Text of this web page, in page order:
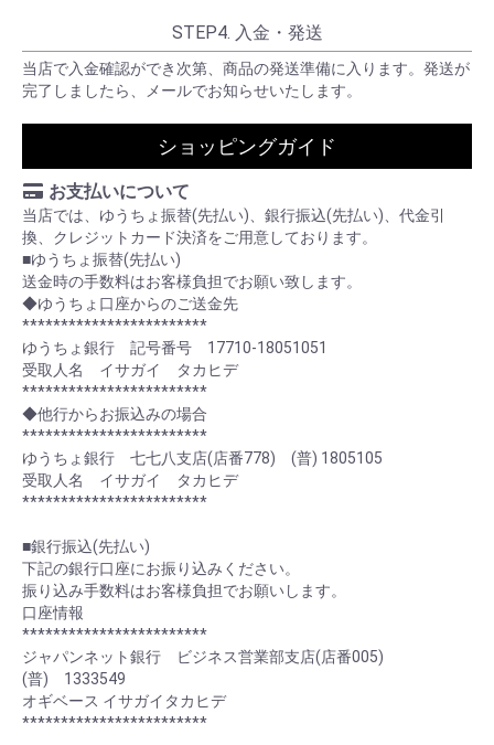
STEP4. 入金・発送
当店で入金確認ができ次第、商品の発送準備に入ります。発送が
完了しましたら、メールでお知らせいたします。
ショッピングガイド
お支払いについて
当店では、ゆうちょ振替(先払い)、銀行振込(先払い)、代金引
換、クレジットカード決済をご用意しております。
■ゆうちょ振替(先払い)
送金時の手数料はお客様負担でお願い致します。
◆ゆうちょ口座からのご送金先
************************
ゆうちょ銀行 記号番号 17710-18051051
受取人名 イサガイ タカヒデ
************************
◆他行からお振込みの場合
************************
ゆうちょ銀行 七七八支店(店番778) (普) 1805105
受取人名 イサガイ タカヒデ
************************
■銀行振込(先払い)
下記の銀行口座にお振り込みください。
振り込み手数料はお客様負担でお願いします。
口座情報
************************
ジャパンネット銀行 ビジネス営業部支店(店番005)
(普) 1333549
オギベース イサガイタカヒデ
************************